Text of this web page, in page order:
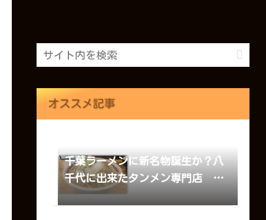
オススメ記事
千葉ラーメンに新名物誕生か？八
千代に出来たタンメン専門店 千
葉タンメンほむら